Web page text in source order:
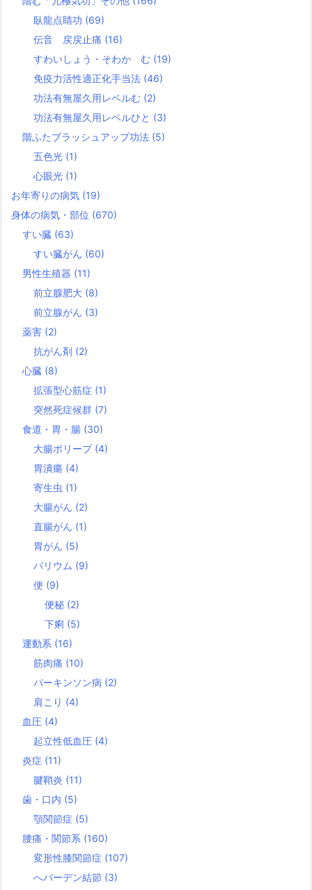
臥龍点睛功 (69)
伝音 戻戻止痛 (16)
すわいしょう・そわか む (19)
免疫力活性適正化手当法 (46)
功法有無屋久用レベルむ (2)
功法有無屋久用レベルひと (3)
階ふたブラッシュアップ功法 (5)
五色光 (1)
心眼光 (1)
お年寄りの病気 (19)
身体の病気・部位 (670)
すい臓 (63)
すい臓がん (60)
男性生殖器 (11)
前立腺肥大 (8)
前立腺がん (3)
薬害 (2)
抗がん剤 (2)
心臓 (8)
拡張型心筋症 (1)
突然死症候群 (7)
食道・胃・腸 (30)
大腸ポリープ (4)
胃潰瘍 (4)
寄生虫 (1)
大腸がん (2)
直腸がん (1)
胃がん (5)
バリウム (9)
便 (9)
便秘 (2)
下痢 (5)
運動系 (16)
筋肉痛 (10)
パーキンソン病 (2)
肩こり (4)
血圧 (4)
起立性低血圧 (4)
炎症 (11)
腱鞘炎 (11)
歯・口内 (5)
顎関節症 (5)
腰痛・関節系 (160)
変形性膝関節症 (107)
へバーデン結節 (3)